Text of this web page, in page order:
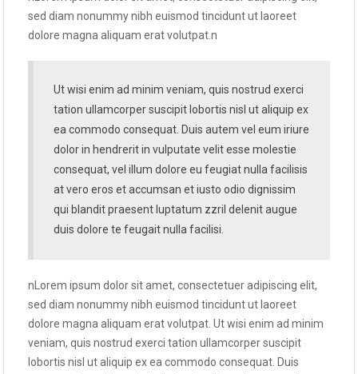
sed diam nonummy nibh euismod tincidunt ut laoreet
dolore magna aliquam erat volutpat.n
Ut wisi enim ad minim veniam, quis nostrud exerci
tation ullamcorper suscipit lobortis nisl ut aliquip ex
ea commodo consequat. Duis autem vel eum iriure
dolor in hendrerit in vulputate velit esse molestie
consequat, vel illum dolore eu feugiat nulla facilisis
at vero eros et accumsan et iusto odio dignissim
qui blandit praesent luptatum zzril delenit augue
duis dolore te feugait nulla facilisi.
nLorem ipsum dolor sit amet, consectetuer adipiscing elit,
sed diam nonummy nibh euismod tincidunt ut laoreet
dolore magna aliquam erat volutpat. Ut wisi enim ad minim
veniam, quis nostrud exerci tation ullamcorper suscipit
lobortis nisl ut aliquip ex ea commodo consequat. Duis